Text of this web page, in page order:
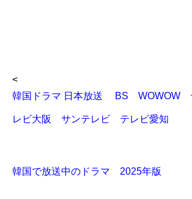
<
韓国ドラマ 日本放送 BS WOWOW
レビ大阪 サンテレビ テレビ愛知
韓国で放送中のドラマ 2025年版